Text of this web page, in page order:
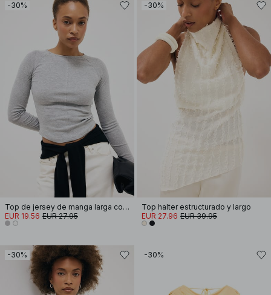
-30%
Top de jersey de manga larga con dobladillo redondeado
EUR 19.56 EUR 27.95
-30%
Top halter estructurado y largo
EUR 27.96 EUR 39.95
-30% -30%